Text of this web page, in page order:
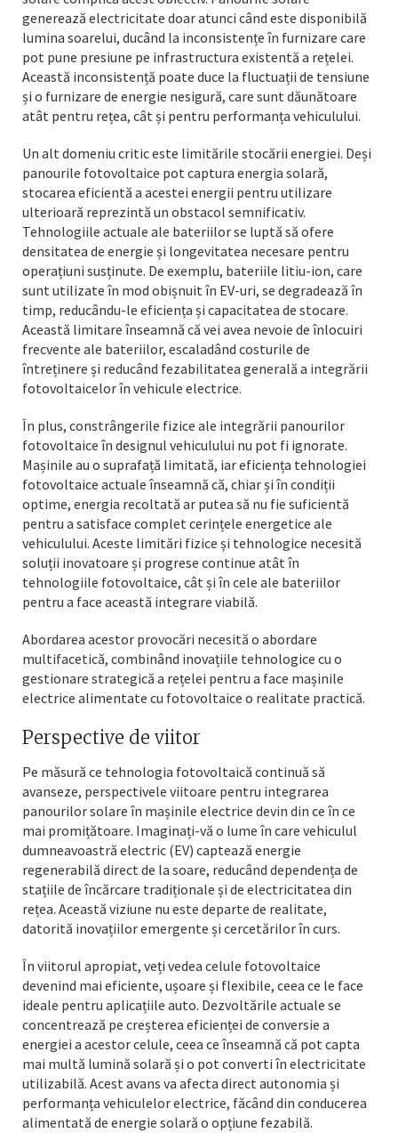
generează electricitate doar atunci când este disponibilă
lumina soarelui, ducând la inconsistențe în furnizare care
pot pune presiune pe infrastructura existentă a rețelei.
Această inconsistență poate duce la fluctuații de tensiune
și o furnizare de energie nesigură, care sunt dăunătoare
atât pentru rețea, cât și pentru performanța vehiculului.
Un alt domeniu critic este limitările stocării energiei. Deși
panourile fotovoltaice pot captura energia solară,
stocarea eficientă a acestei energii pentru utilizare
ulterioară reprezintă un obstacol semnificativ.
Tehnologiile actuale ale bateriilor se luptă să ofere
densitatea de energie și longevitatea necesare pentru
operațiuni susținute. De exemplu, bateriile litiu-ion, care
sunt utilizate în mod obișnuit în EV-uri, se degradează în
timp, reducându-le eficiența și capacitatea de stocare.
Această limitare înseamnă că vei avea nevoie de înlocuiri
frecvente ale bateriilor, escaladând costurile de
întreținere și reducând fezabilitatea generală a integrării
fotovoltaicelor în vehicule electrice.
În plus, constrângerile fizice ale integrării panourilor
fotovoltaice în designul vehiculului nu pot fi ignorate.
Mașinile au o suprafață limitată, iar eficiența tehnologiei
fotovoltaice actuale înseamnă că, chiar și în condiții
optime, energia recoltată ar putea să nu fie suficientă
pentru a satisface complet cerințele energetice ale
vehiculului. Aceste limitări fizice și tehnologice necesită
soluții inovatoare și progrese continue atât în
tehnologiile fotovoltaice, cât și în cele ale bateriilor
pentru a face această integrare viabilă.
Abordarea acestor provocări necesită o abordare
multifacetică, combinând inovațiile tehnologice cu o
gestionare strategică a rețelei pentru a face mașinile
electrice alimentate cu fotovoltaice o realitate practică.
Perspective de viitor
Pe măsură ce tehnologia fotovoltaică continuă să
avanseze, perspectivele viitoare pentru integrarea
panourilor solare în mașinile electrice devin din ce în ce
mai promițătoare. Imaginați-vă o lume în care vehiculul
dumneavoastră electric (EV) captează energie
regenerabilă direct de la soare, reducând dependența de
stațiile de încărcare tradiționale și de electricitatea din
rețea. Această viziune nu este departe de realitate,
datorită inovațiilor emergente și cercetărilor în curs.
În viitorul apropiat, veți vedea celule fotovoltaice
devenind mai eficiente, ușoare și flexibile, ceea ce le face
ideale pentru aplicațiile auto. Dezvoltările actuale se
concentrează pe creșterea eficienței de conversie a
energiei a acestor celule, ceea ce înseamnă că pot capta
mai multă lumină solară și o pot converti în electricitate
utilizabilă. Acest avans va afecta direct autonomia și
performanța vehiculelor electrice, făcând din conducerea
alimentată de energie solară o opțiune fezabilă.